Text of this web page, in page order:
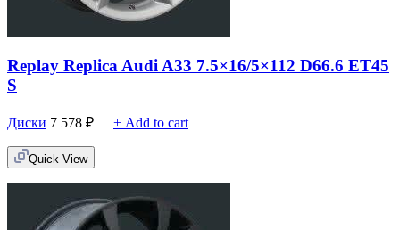
Replay Replica Audi A33 7.5×16/5×112 D66.6 ET45
S
Диски 7 578 ₽ + Add to cart
Quick View